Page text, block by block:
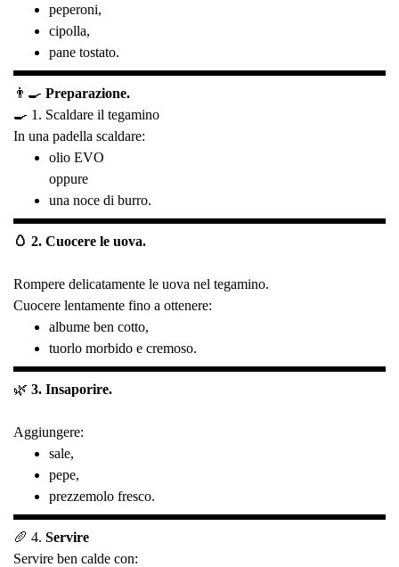
peperoni,
cipolla,
pane tostato.
👨‍🍳 Preparazione.
🍳 1. Scaldare il tegamino
In una padella scaldare:
olio EVO
oppure
una noce di burro.
🥚 2. Cuocere le uova.
Rompere delicatamente le uova nel tegamino.
Cuocere lentamente fino a ottenere:
albume ben cotto,
tuorlo morbido e cremoso.
🌿 3. Insaporire.
Aggiungere:
sale,
pepe,
prezzemolo fresco.
🥖 4. Servire
Servire ben calde con: